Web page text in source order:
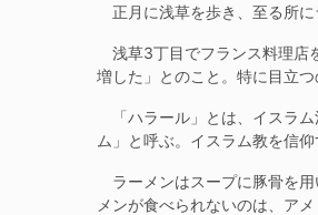
正月に浅草を歩き、至る所に
浅草3丁目でフランス料理店
増した」とのこと。特に目立
「ハラール」とは、イスラム
ム」と呼ぶ。イスラム教を信
ラーメンはスープに豚骨を用
メンが食べられないのは、ア